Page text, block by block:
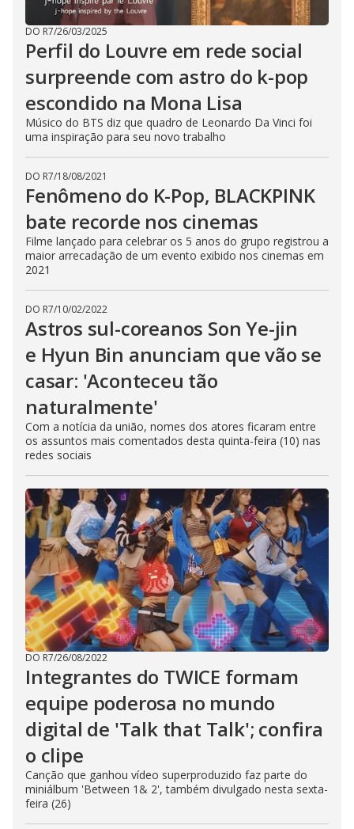
DO R7/26/03/2025
Perfil do Louvre em rede social
surpreende com astro do k-pop
escondido na Mona Lisa
Músico do BTS diz que quadro de Leonardo Da Vinci foi
uma inspiração para seu novo trabalho
DO R7/18/08/2021
Fenômeno do K-Pop, BLACKPINK
bate recorde nos cinemas
Filme lançado para celebrar os 5 anos do grupo registrou a
maior arrecadação de um evento exibido nos cinemas em
2021
DO R7/10/02/2022
Astros sul-coreanos Son Ye-jin
e Hyun Bin anunciam que vão se
casar: 'Aconteceu tão
naturalmente'
Com a notícia da união, nomes dos atores ficaram entre
os assuntos mais comentados desta quinta-feira (10) nas
redes sociais
DO R7/26/08/2022
Integrantes do TWICE formam
equipe poderosa no mundo
digital de 'Talk that Talk'; confira
o clipe
Canção que ganhou vídeo superproduzido faz parte do
miniálbum 'Between 1& 2', também divulgado nesta sexta-
feira (26)